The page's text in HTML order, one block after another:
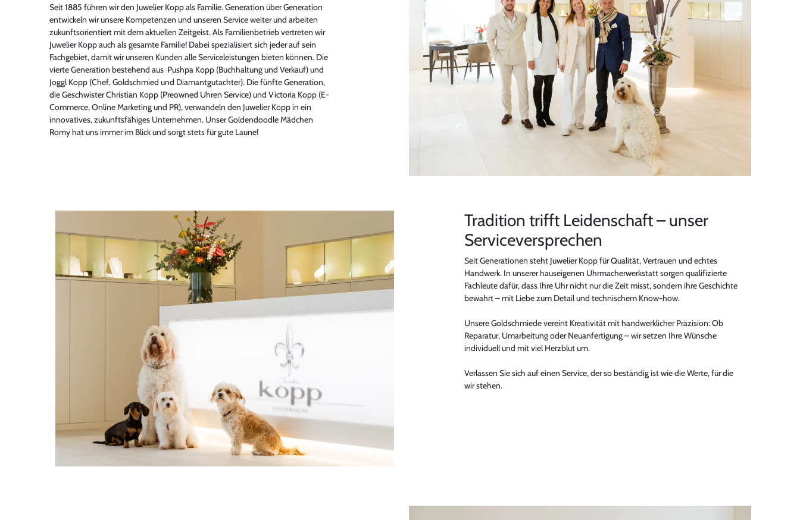
Seit 1885 führen wir den Juwelier Kopp als Familie. Generation über Generation
entwickeln wir unsere Kompetenzen und unseren Service weiter und arbeiten
zukunftsorientiert mit dem aktuellen Zeitgeist. Als Familienbetrieb vertreten wir
Juwelier Kopp auch als gesamte Familie! Dabei spezialisiert sich jeder auf sein
Fachgebiet, damit wir unseren Kunden alle Serviceleistungen bieten können. Die
vierte Generation bestehend aus Pushpa Kopp (Buchhaltung und Verkauf) und
Joggl Kopp (Chef, Goldschmied und Diamantgutachter). Die fünfte Generation,
die Geschwister Christian Kopp (Preowned Uhren Service) und Victoria Kopp (E-
Commerce, Online Marketing und PR), verwandeln den Juwelier Kopp in ein
innovatives, zukunftsfähiges Unternehmen. Unser Goldendoodle Mädchen
Romy hat uns immer im Blick und sorgt stets für gute Laune!
Tradition trifft Leidenschaft – unser
Serviceversprechen
Seit Generationen steht Juwelier Kopp für Qualität, Vertrauen und echtes
Handwerk. In unserer hauseigenen Uhrmacherwerkstatt sorgen qualifizierte
Fachleute dafür, dass Ihre Uhr nicht nur die Zeit misst, sondern ihre Geschichte
bewahrt – mit Liebe zum Detail und technischem Know-how.
Unsere Goldschmiede vereint Kreativität mit handwerklicher Präzision: Ob
Reparatur, Umarbeitung oder Neuanfertigung – wir setzen Ihre Wünsche
individuell und mit viel Herzblut um.
Verlassen Sie sich auf einen Service, der so beständig ist wie die Werte, für die
wir stehen.